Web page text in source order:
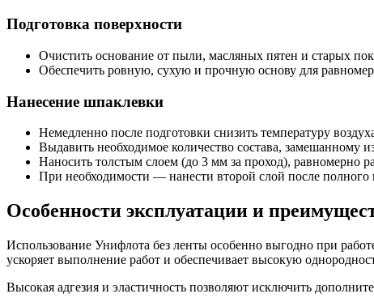
Подготовка поверхности
Очистить основание от пыли, масляных пятен и старых
Обеспечить ровную, сухую и прочную основу для
Нанесение шпаклевки
Немедленно после подготовки снизить температуру
Выдавить необходимое количество состава, замешанному
Наносить толстым слоем (до 3 мм за проход), равномерно
При необходимости — нанести второй слой после полного
Особенности эксплуатации и
Использование Унифлота без ленты особенно выгодно при
ускоряет выполнение работ и обеспечивает высокую
Высокая адгезия и эластичность позволяют исключить